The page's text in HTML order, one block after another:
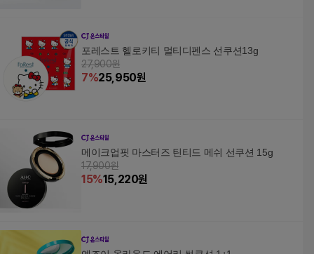
포레스트 헬로키티 멀티디펜스 선쿠션13g
27,900원
7%25,950원
메이크업핏 마스터즈 틴티드 메쉬 선쿠션 15g
17,900원
15%15,220원